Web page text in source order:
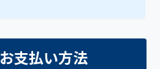
支払い方法